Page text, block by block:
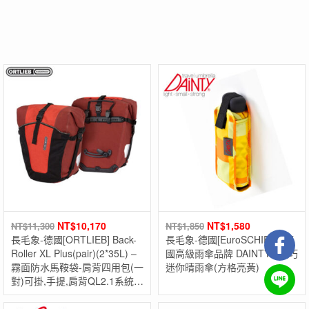
NT$11,300 NT$10,170
長毛象-德國[ORTLIEB] Back-
Roller XL Plus(pair)(2*35L) –
霧面防水馬鞍袋-肩背四用包(一
對)可掛,手提,肩背QL2.1系統
德國製
NT$1,850 NT$1,580
長毛象-德國[EuroSCHIRM] 德
國高級雨傘品牌 DAINTY / 輕巧
迷你晴雨傘(方格亮黃)